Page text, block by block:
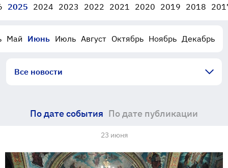
2025 2024 2023 2022 2021 2020 2019 2018
Май Июнь Июль Август Октябрь Ноябрь Декабрь
Все новости
По дате события По дате публикации
23 июня